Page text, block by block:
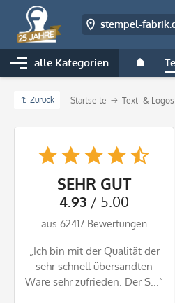
stempel-
alle Kategorien
Zurück Startseite Text- &
SEHR GUT
4.93 / 5.00
aus 62417 Bewertungen
„Ich bin mit der Qualität der
sehr schnell übersandten
Ware sehr zufrieden. Der S...“